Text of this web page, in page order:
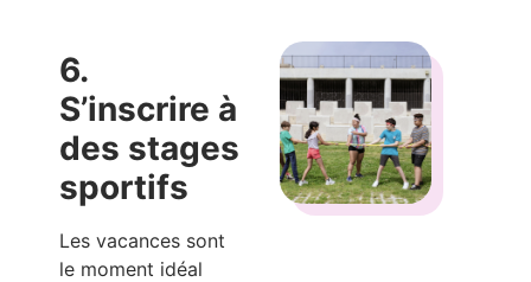
6.
S’inscrire à
des stages
sportifs
Les vacances sont
le moment idéal